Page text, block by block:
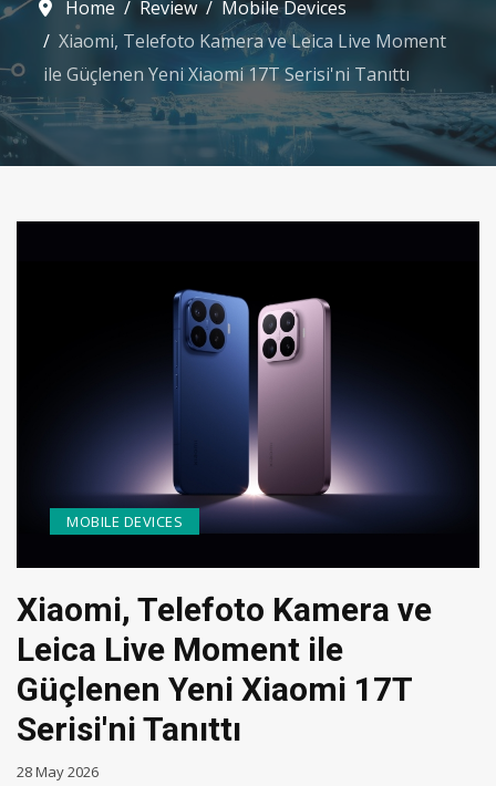
Home Review
Mobile Devices
Xiaomi, Telefoto Kamera ve Leica Live Moment
ile Güçlenen Yeni Xiaomi 17T Serisi'ni Tanıttı
Xiaomi, Telefoto Kamera ve
Leica Live Moment ile
Güçlenen Yeni Xiaomi 17T
Serisi'ni Tanıttı
MOBILE DEVICES
28 May 2026